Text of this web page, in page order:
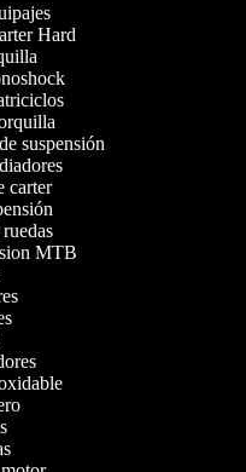
Hard
suspensión
carter
MTB